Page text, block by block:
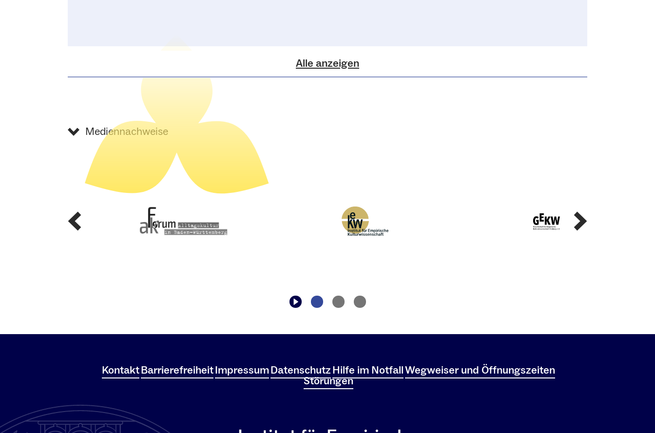
Alle anzeigen
Mediennachweise
KontaktBarrierefreiheitImpressumDatenschutzHilfe im NotfallWegweiser und Öffnungszeiten
Störungen